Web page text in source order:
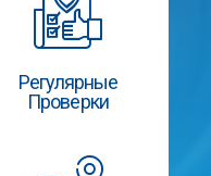
Регулярные
Проверки